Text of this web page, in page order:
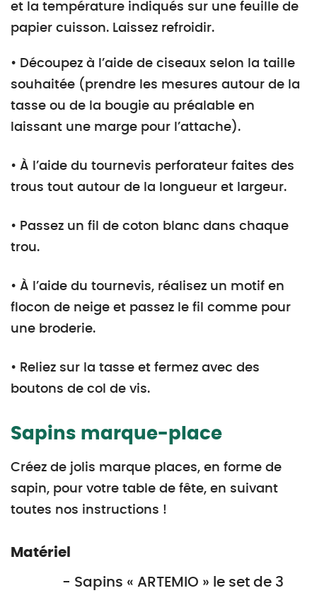
et la température indiqués sur une feuille de
papier cuisson. Laissez refroidir.
• Découpez à l’aide de ciseaux selon la taille
souhaitée (prendre les mesures autour de la
tasse ou de la bougie au préalable en
laissant une marge pour l’attache).
• À l’aide du tournevis perforateur faites des
trous tout autour de la longueur et largeur.
• Passez un fil de coton blanc dans chaque
trou.
• À l’aide du tournevis, réalisez un motif en
flocon de neige et passez le fil comme pour
une broderie.
• Reliez sur la tasse et fermez avec des
boutons de col de vis.
Sapins marque-place
Créez de jolis marque places, en forme de
sapin, pour votre table de fête, en suivant
toutes nos instructions !
Matériel
- Sapins « ARTEMIO » le set de 3